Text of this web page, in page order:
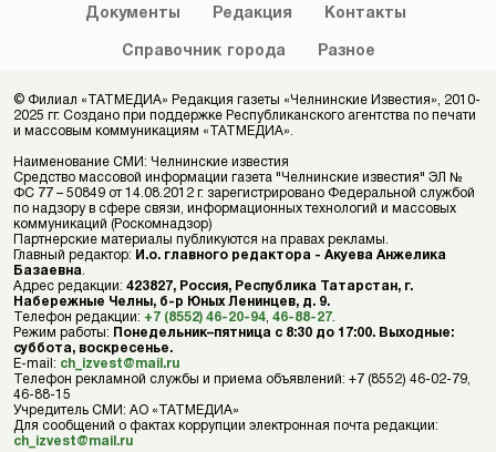
Документы Редакция Контакты
Справочник города Разное
© Филиал «ТАТМЕДИА» Редакция газеты «Челнинские Известия», 2010-
2025 гг. Создано при поддержке Республиканского агентства по печати
и массовым коммуникациям «ТАТМЕДИА».
Наименование СМИ: Челнинские известия
Средство массовой информации газета "Челнинские известия" ЭЛ №
ФС 77 – 50849 от 14.08.2012 г. зарегистрировано Федеральной службой
по надзору в сфере связи, информационных технологий и массовых
коммуникаций (Роскомнадзор)
Партнерские материалы публикуются на правах рекламы.
Главный редактор: И.о. главного редактора - Акуева Анжелика
Базаевна
Адрес редакции: 423827, Россия, Республика Татарстан, г.
Набережные Челны, б-р Юных Ленинцев, д. 9.
Телефон редакции: +7 (8552) 46-20-94 46-88-27
Режим работы: Понедельник–пятница с 8:30 до 17:00. Выходные:
суббота, воскресенье.
E-mail: ch_izvest@mail.ru
Телефон рекламной службы и приема объявлений: +7 (8552) 46-02-79,
46-88-15
Учредитель СМИ: АО «ТАТМЕДИА»
Для сообщений о фактах коррупции электронная почта редакции:
ch_izvest@mail.ru